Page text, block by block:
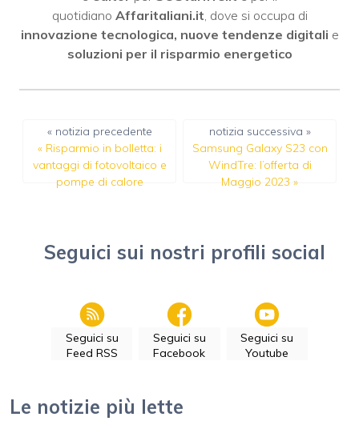
quotidiano Affaritaliani.it, dove si occupa di
innovazione tecnologica, nuove tendenze digitali e
soluzioni per il risparmio energetico
« notizia precedente
« Risparmio in bolletta: i
vantaggi di fotovoltaico e
pompe di calore
notizia successiva »
Samsung Galaxy S23 con
WindTre: l’offerta di
Maggio 2023 »
Seguici sui nostri profili social
Seguici su
Feed RSS
Seguici su
Facebook
Seguici su
Youtube
Le notizie più lette